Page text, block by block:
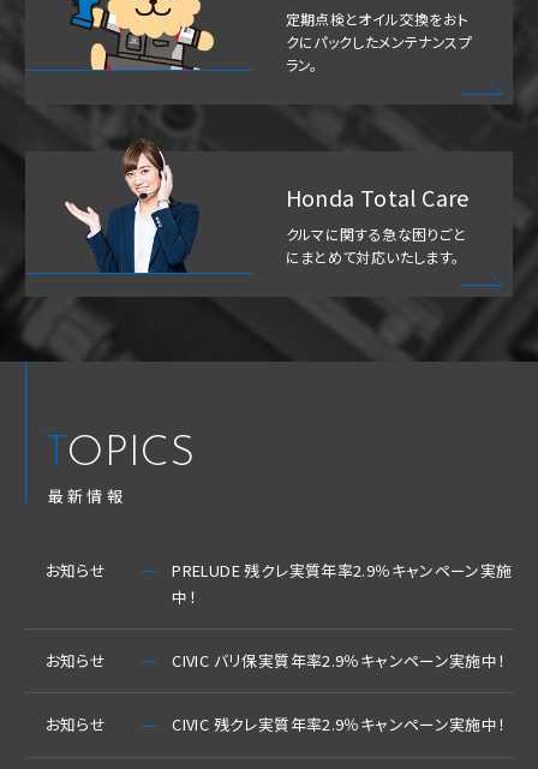
定期点検とオイル交換をおト
クにパックしたメンテナンスプ
ラン。
Honda Total Care
クルマに関する急な困りごと
にまとめて対応いたします。
TOPICS
最新情報
お知らせ
PRELUDE 残クレ実質年率2.9％キャンペーン実施
中！
お知らせ CIVIC バリ保実質年率2.9％キャンペーン実施中！
お知らせ CIVIC 残クレ実質年率2.9％キャンペーン実施中！